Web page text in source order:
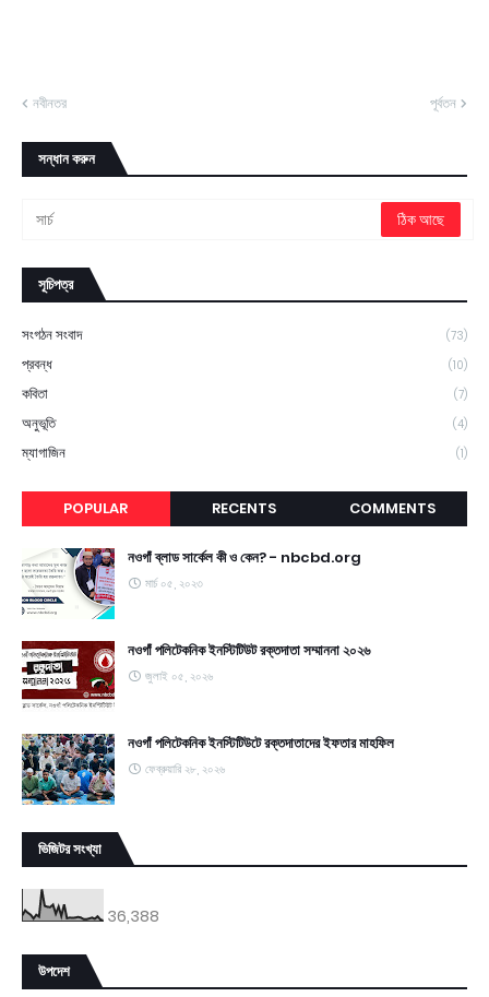
নবীনতর পূর্বতন
সন্ধান করুন
সূচিপত্র
সংগঠন সংবাদ (73)
প্রবন্ধ (10)
কবিতা (7)
অনুভূতি (4)
ম্যাগাজিন (1)
POPULAR RECENTS COMMENTS
নওগাঁ ব্লাড সার্কেল কী ও কেন? - nbcbd.org
মার্চ ০৫, ২০২৩
নওগাঁ পলিটেকনিক ইনস্টিটিউট রক্তদাতা সম্মাননা ২০২৬
জুলাই ০৫, ২০২৬
নওগাঁ পলিটেকনিক ইনস্টিটিউটে রক্তদাতাদের ইফতার মাহফিল
ফেব্রুয়ারি ২৮, ২০২৬
ভিজিটর সংখ্যা
36,388
উপদেশ